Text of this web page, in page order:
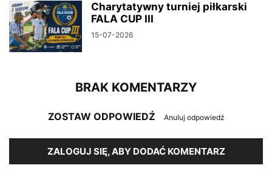
Charytatywny turniej piłkarski
FALA CUP III
15-07-2026
BRAK KOMENTARZY
ZOSTAW ODPOWIEDŹ Anuluj odpowiedź
ZALOGUJ SIĘ, ABY DODAĆ KOMENTARZ